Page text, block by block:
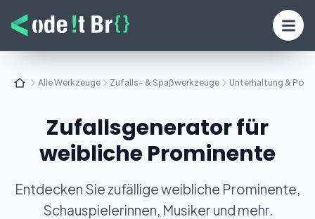
Alle Werkzeuge Zufalls- & Spaßwerkzeuge Unterhaltung &
Zufallsgenerator für
weibliche Prominente
Entdecken Sie zufällige weibliche Prominente,
Schauspielerinnen, Musiker und mehr.